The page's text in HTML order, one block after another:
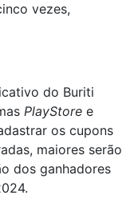
vezes,
do Buriti
PlayStore e
os cupons
maiores serão
dos ganhadores